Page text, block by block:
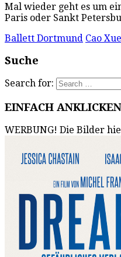
Mal wieder geht es um
Paris oder Sankt
Ballett Dortmund Cao
Suche
Search for:
EINFACH
WERBUNG! Die Bilder